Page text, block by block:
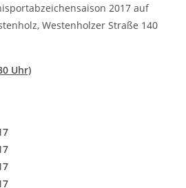
2017 auf
Westenholzer Straße 140
Uhr)